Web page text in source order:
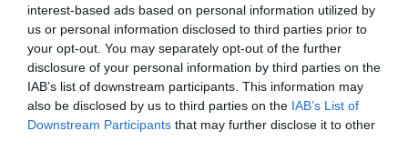
interest-based ads based on personal information utilized by
us or personal information disclosed to third parties prior to
your opt-out. You may separately opt-out of the further
disclosure of your personal information by third parties on the
IAB’s list of downstream participants. This information may
also be disclosed by us to third parties on the IAB’s List of
Downstream Participants that may further disclose it to other
Μονοπάτι Παρνασσού 2023 – 2η μέρα
Δείτε τα αποτελέσματα του αγώνα